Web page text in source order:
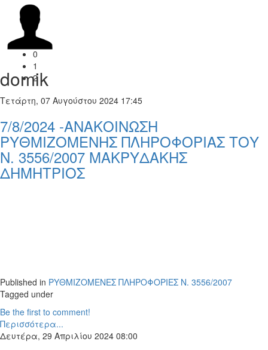
0
1
2
domik
Τετάρτη, 07 Αυγούστου 2024 17:45
7/8/2024 -ΑΝΑΚΟΙΝΩΣΗ
ΡΥΘΜΙΖΟΜΕΝΗΣ ΠΛΗΡΟΦΟΡΙΑΣ ΤΟΥ
Ν. 3556/2007 ΜΑΚΡΥΔΑΚΗΣ
ΔΗΜΗΤΡΙΟΣ
Published in ΡΥΘΜΙΖΟΜΕΝΕΣ ΠΛΗΡΟΦΟΡΙΕΣ Ν. 3556/2007
Tagged under
Be the first to comment!
Περισσότερα...
Δευτέρα, 29 Απριλίου 2024 08:00